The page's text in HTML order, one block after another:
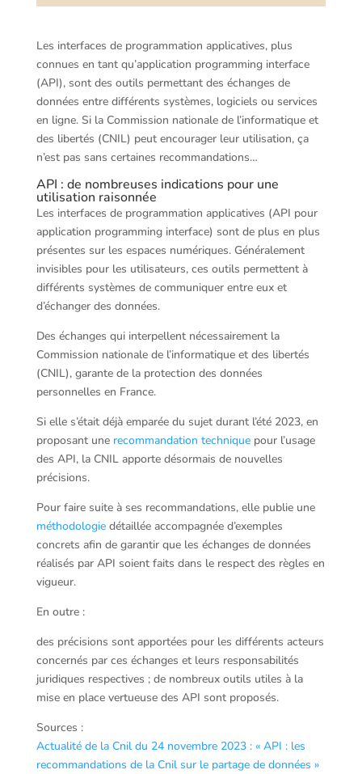
Les interfaces de programmation applicatives, plus
connues en tant qu’application programming interface
(API), sont des outils permettant des échanges de
données entre différents systèmes, logiciels ou services
en ligne. Si la Commission nationale de l’informatique et
des libertés (CNIL) peut encourager leur utilisation, ça
n’est pas sans certaines recommandations…
API : de nombreuses indications pour une
utilisation raisonnée
Les interfaces de programmation applicatives (API pour
application programming interface) sont de plus en plus
présentes sur les espaces numériques. Généralement
invisibles pour les utilisateurs, ces outils permettent à
différents systèmes de communiquer entre eux et
d’échanger des données.
Des échanges qui interpellent nécessairement la
Commission nationale de l’informatique et des libertés
(CNIL), garante de la protection des données
personnelles en France.
Si elle s’était déjà emparée du sujet durant l’été 2023, en
proposant une recommandation techniquepour l’usage
des API, la CNIL apporte désormais de nouvelles
précisions.
Pour faire suite à ses recommandations, elle publie une
méthodologiedétaillée accompagnée d’exemples
concrets afin de garantir que les échanges de données
réalisés par API soient faits dans le respect des règles en
vigueur.
En outre :
des précisions sont apportées pour les différents acteurs
concernés par ces échanges et leurs responsabilités
juridiques respectives ; de nombreux outils utiles à la
mise en place vertueuse des API sont proposés.
Sources :
Actualité de la Cnil du 24 novembre 2023 : « API : les
recommandations de la Cnil sur le partage de données »